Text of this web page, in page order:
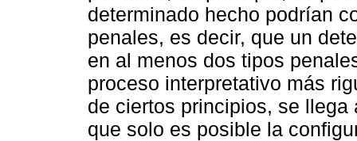
determinado hecho podrían
penales, es decir, que un
en al menos dos tipos
proceso interpretativo más
de ciertos principios, se
que solo es posible la